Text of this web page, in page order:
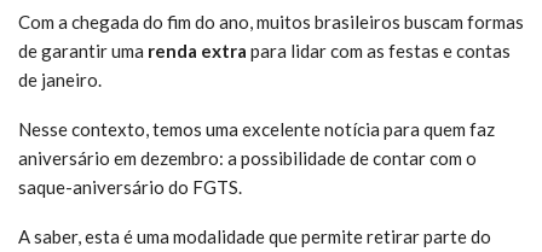
Com a chegada do fim do ano, muitos brasileiros buscam formas
de garantir uma renda extra para lidar com as festas e contas
de janeiro.
Nesse contexto, temos uma excelente notícia para quem faz
aniversário em dezembro: a possibilidade de contar com o
saque-aniversário do FGTS.
A saber, esta é uma modalidade que permite retirar parte do